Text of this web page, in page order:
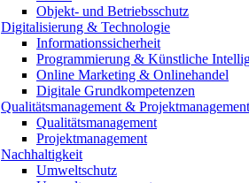
Objekt- und Betriebsschutz
Digitalisierung & Technologie
Informationssicherheit
Programmierung & Künstliche
Online Marketing & Onlinehandel
Digitale Grundkompetenzen
Qualitätsmanagement & Projektmanagement
Qualitätsmanagement
Projektmanagement
Nachhaltigkeit
Umweltschutz